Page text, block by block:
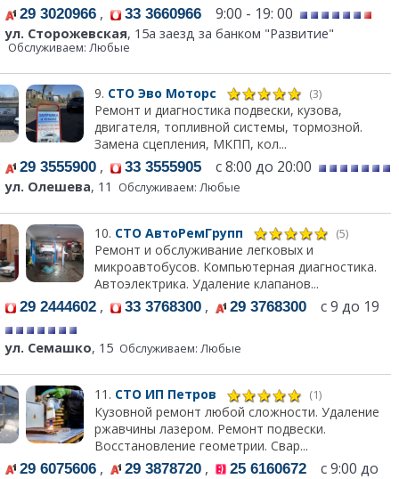
29 3020966 , 33 3660966 9:00 - 19: 00
ул. Сторожевская, 15а заезд за банком "Развитие"
Обслуживаем: Любые
9. СТО Эво Моторс (3)
Ремонт и диагностика подвески, кузова,
двигателя, топливной системы, тормозной.
Замена сцепления, МКПП, кол...
29 3555900 , 33 3555905 с 8:00 до 20:00
ул. Олешева, 11 Обслуживаем: Любые
10. СТО АвтоРемГрупп (5)
Ремонт и обслуживание легковых и
микроавтобусов. Компьютерная диагностика.
Автоэлектрика. Удаление клапанов...
29 2444602 , 33 3768300 , 29 3768300 с 9 до 19
ул. Семашко, 15 Обслуживаем: Любые
11. СТО ИП Петров (1)
Кузовной ремонт любой сложности. Удаление
ржавчины лазером. Ремонт подвески.
Восстановление геометрии. Свар...
29 6075606 , 29 3878720 , 25 6160672 с 9:00 до